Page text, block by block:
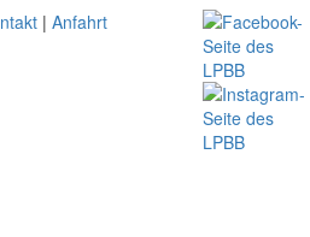
| Anfahrt